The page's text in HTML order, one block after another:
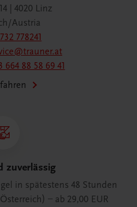
| 4020 Linz
Austria
778241
664 88 58 69 41
zuverlässig
in spätestens 48 Stunden
– ab 29,00 EUR